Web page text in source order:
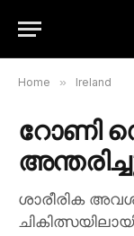
Home » Ireland
റോണി
ശാരീരിക